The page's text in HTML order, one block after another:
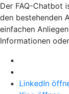
Der FAQ-Chatbot
den bestehenden
einfachen
Informationen
LinkedIn